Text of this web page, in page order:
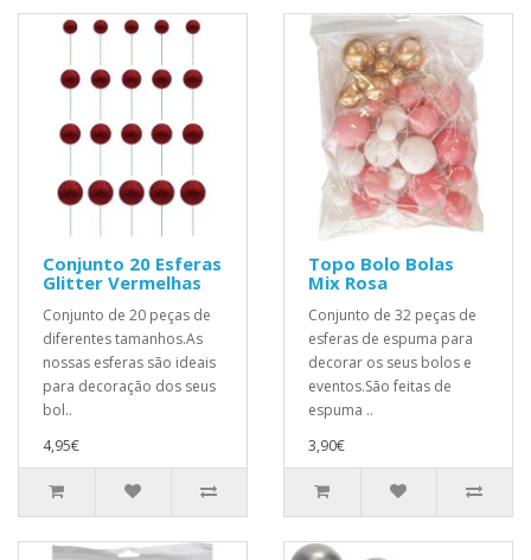
Conjunto 20 Esferas
Glitter Vermelhas
Conjunto de 20 peças de
diferentes tamanhos.As
nossas esferas são ideais
para decoração dos seus
bol..
4,95€
Topo Bolo Bolas
Mix Rosa
Conjunto de 32 peças de
esferas de espuma para
decorar os seus bolos e
eventos.São feitas de
espuma ..
3,90€